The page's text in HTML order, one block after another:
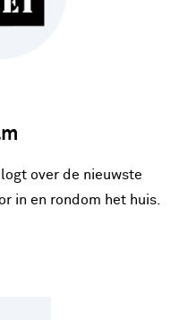
over de nieuwste
in en rondom het huis.